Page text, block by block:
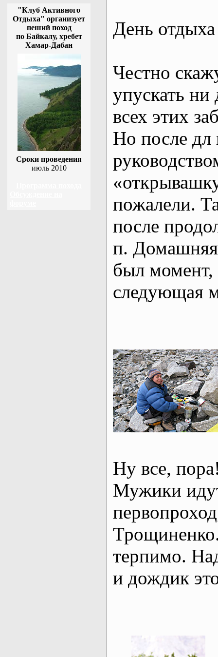
"Клуб Активного
Отдыха" организует
пеший поход
по Байкалу, хребет
Хамар-Дабан
Сроки проведения
июль 2010
День отдыха
Честно
упускать
всех этих
Но после дл
пожалели.
после
п.
был момент,
следующая
Ну все,
Мужики
терпимо.
и дождик